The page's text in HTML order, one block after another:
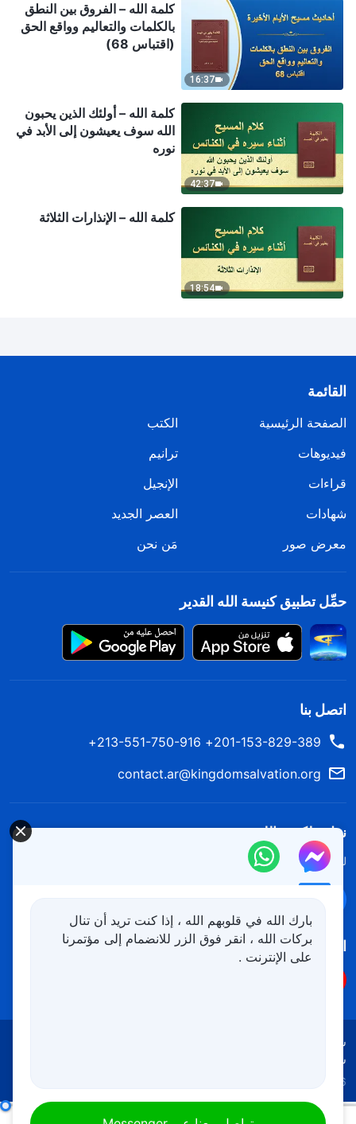
16:37
كلمة الله – الفروق بين النطق
بالكلمات والتعاليم وواقع الحق
(اقتباس 68)
42:37
كلمة الله – أولئك الذين يحبون
الله سوف يعيشون إلى الأبد في
نوره
18:54
كلمة الله – الإنذارات الثلاثة
القائمة
الصفحة الرئيسية
الكتب
فيديوهات
ترانيم
قراءات
الإنجيل
شهادات
العصر الجديد
معرض صور
مَن نحن
حمِّل تطبيق كنيسة الله القدير
اتصل بنا
201-153-829-389+ 213-551-750-916+
contact.ar@kingdomsalvation.org
نزل ملكوت الله.
لقد نزلت المملكة بالفعل إلى الأرض! هل تريد دخوله؟
اتبعنا
شروط الاستخدام
سياسة ملفات تعريف الارتباط
Copyright © 2026
بارك الله في قلوبهم الله ، إذا كنت تريد أن تنال
بركات الله ، انقر فوق الزر للانضمام إلى مؤتمرنا
على الإنترنت .
الشخص الذي يسعى إلى الخلاص هو شخص يرغب في ممارسة الحق